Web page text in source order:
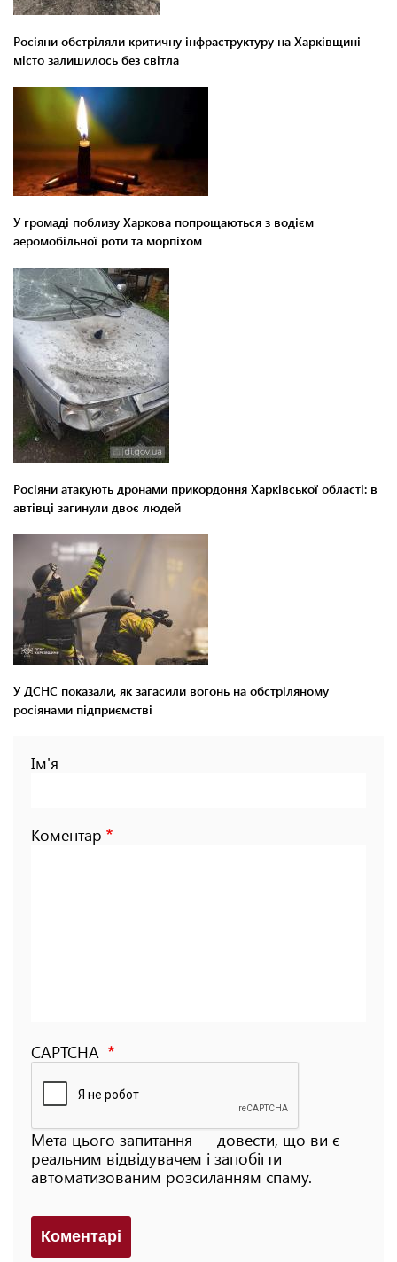
Росіяни обстріляли критичну інфраструктуру на Харківщині —
місто залишилось без світла
У громаді поблизу Харкова попрощаються з водієм
аеромобільної роти та морпіхом
Росіяни атакують дронами прикордоння Харківської області: в
автівці загинули двоє людей
У ДСНС показали, як загасили вогонь на обстріляному
росіянами підприємстві
Ім'я
Коментар
CAPTCHA
Мета цього запитання — довести, що ви є
реальним відвідувачем і запобігти
автоматизованим розсиланням спаму.
Коментарi